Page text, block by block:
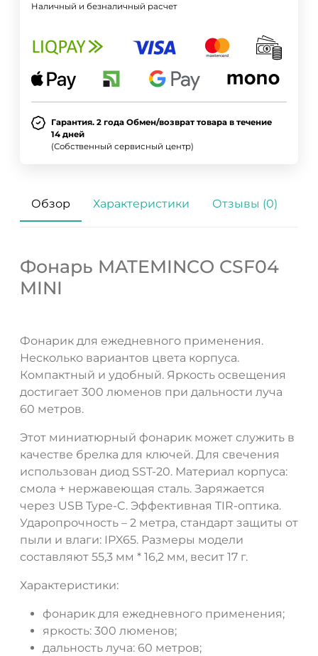
Наличный и безналичный расчет
Гарантия. 2 года Обмен/возврат товара в течение
14 дней
(Собственный сервисный центр)
Обзор Характеристики Отзывы (0)
Фонарь MATEMINCO CSF04
MINI
Фонарик для ежедневного применения.
Несколько вариантов цвета корпуса.
Компактный и удобный. Яркость освещения
достигает 300 люменов при дальности луча
60 метров.
Этот миниатюрный фонарик может служить в
качестве брелка для ключей. Для свечения
использован диод SST-20. Материал корпуса:
смола + нержавеющая сталь. Заряжается
через USB Type-C. Эффективная TIR-оптика.
Ударопрочность – 2 метра, стандарт защиты от
пыли и влаги: IPX65. Размеры модели
составляют 55,3 мм * 16,2 мм, весит 17 г.
Характеристики:
фонарик для ежедневного применения;
яркость: 300 люменов;
дальность луча: 60 метров;
ДА НЕТ